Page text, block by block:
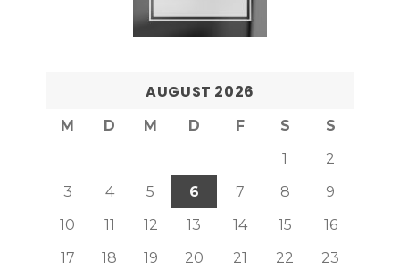
AUGUST 2026
M D M D F S
S
1
2
3
4 5 6 7 8
9
10
11 12 13 14 15
16
17
18 19 20 21 22
23